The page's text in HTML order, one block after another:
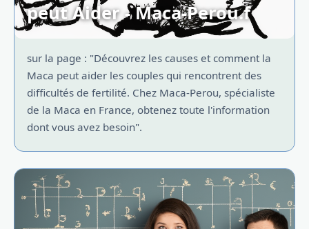
peut Aider - Maca-Perou.f
sur la page : "Découvrez les causes et comment la
Maca peut aider les couples qui rencontrent des
difficultés de fertilité. Chez Maca-Perou, spécialiste
de la Maca en France, obtenez toute l'information
dont vous avez besoin".